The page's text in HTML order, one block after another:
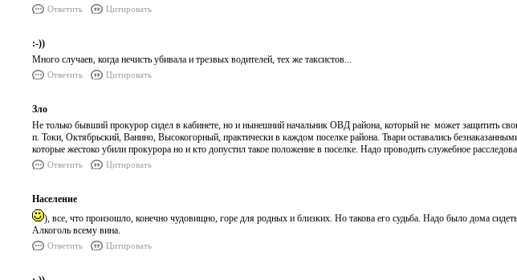
Ответить Цитировать
:-))
Много случаев, когда нечисть убивала и трезвых водителей, тех же таксистов...
Ответить Цитировать
Зло
Не только бывший прокурор сидел в кабинете, но и нынешний начальник ОВД района, который не может защитить
п. Токи, Октябрьский, Ванино, Высокогорный, практически в каждом поселке района. Твари оставались
которые жестоко убили прокурора но и кто допустил такое положение в поселке. Надо проводить служебное
Ответить Цитировать
Население
), все, что произошло, конечно чудовищно, горе для родных и близких. Но такова его судьба. Надо было дома
Алкоголь всему вина.
Ответить Цитировать